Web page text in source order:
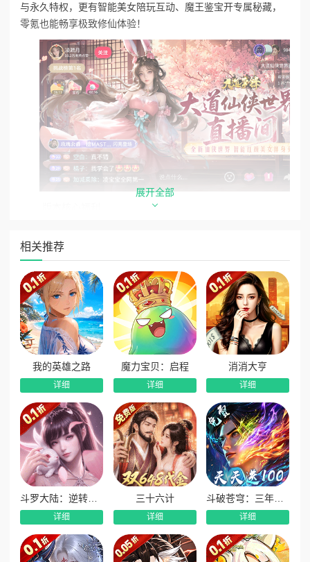
与永久特权，更有智能美女陪玩互动、魔王鉴宝开专属秘藏，
零氪也能畅享极致修仙体验！
倍百倍仙玉返利，充值性价比拉满，资源收益翻倍。
2、进游顶配开局豪礼：新进游戏玩家直接领取专属限定称
号、精美国风时装、炫酷极品神兵，开局颜值战力双重拉满。
3、真0.1折全民白嫖：尊享真实0.1折超低消费，在线免费
解锁VIP15特权，海量充值仙玉在线白嫖，零氪轻松玩顶配。
4、超高额度免费打金：每日可免费获取3000元打金额
度，最高可解锁50000元高额打金收益，打金收益丰厚稳定。
天、语音互动、趣味约会，沉浸式体验仙侠社交乐趣。
6、0元解锁永久至尊特权：超炫特权0元直接购买，激活
专属神龙坐骑外观，永久解锁海量游戏特权，全程畅玩无限
制。
7、超高爆率神装满地：开放每日专属高爆秘境副本，极品
神装、炫酷外观、珍稀道具超高掉落，真正体验满屏神装的爽
8、臻品鉴宝解锁秘藏：挑战击杀各类魔王BOSS可掉落神
展开全部
相关推荐
我的英雄之路
详细
魔力宝贝：启程
详细
消消大亨
详细
详细
三十六计
详细 详细